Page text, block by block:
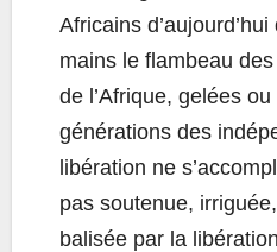
Africains
mains le flambeau
de l’Afrique, gelées
générations des
libération ne
pas soutenue,
balisée par la